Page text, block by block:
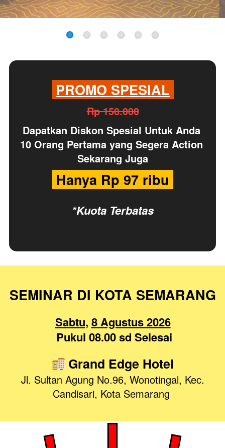
PROMO SPESIAL
Rp 150.000
Dapatkan Diskon Spesial Untuk Anda
10 Orang Pertama yang Segera Action
Sekarang Juga
Hanya Rp 97 ribu
*Kuota Terbatas
SEMINAR DI KOTA SEMARANG
Sabtu, 8 Agustus 2026
Pukul 08.00 sd Selesai
Grand Edge Hotel
Jl. Sultan Agung No.96, Wonotingal, Kec.
Candisari, Kota Semarang